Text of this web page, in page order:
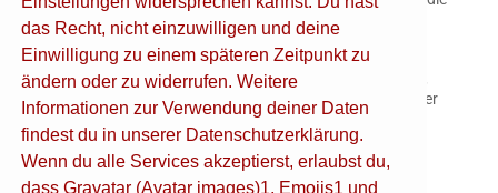
Shortlist desYoung Generation Art Prize des
Magazinsnominiert. Seine Werke waren in zahlreichen
Ausstellungen im In- und Ausland zu sehen, u.a.
Baumwollspinnerei,Leipzig, Haus am Lützowplatz,
Choi&Choi Gallery, Seoul, Eres Stiftung,
München und in der
Galerie Abri Mars,New York. Boris Saccone wird von der
Galerie Jo van de Loo in München vertreten.
das Recht, nicht einzuwilligen und deine
Einwilligung zu einem späteren Zeitpunkt zu
ändern oder zu widerrufen. Weitere
Informationen zur Verwendung deiner Daten
findest du in unserer Datenschutzerklärung.
Wenn du alle Services akzeptierst, erlaubst du,
dass Gravatar (Avatar images)1, Emojis1 und